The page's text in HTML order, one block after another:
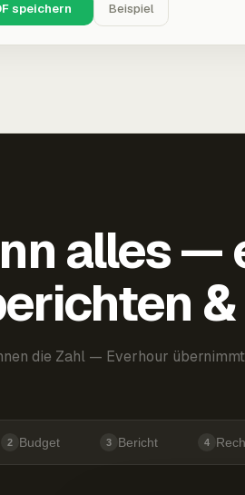
speichern Beispiel
alles —
die Zahl — Everhour übernimmt
2 Budget 3 Bericht 4